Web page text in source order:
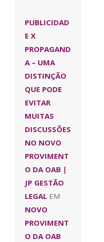
PUBLICIDAD
E X
PROPAGAND
A – UMA
DISTINÇÃO
QUE PODE
EVITAR
MUITAS
DISCUSSÕES
NO NOVO
PROVIMENT
O DA OAB |
JP GESTÃO
LEGAL EM
NOVO
PROVIMENT
O DA OAB